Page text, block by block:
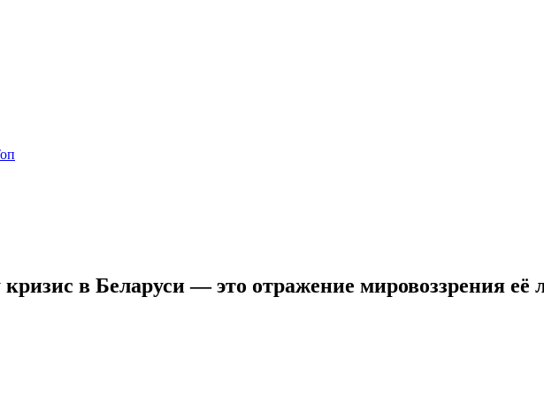
в Беларуси — это отражение мировоззрения её